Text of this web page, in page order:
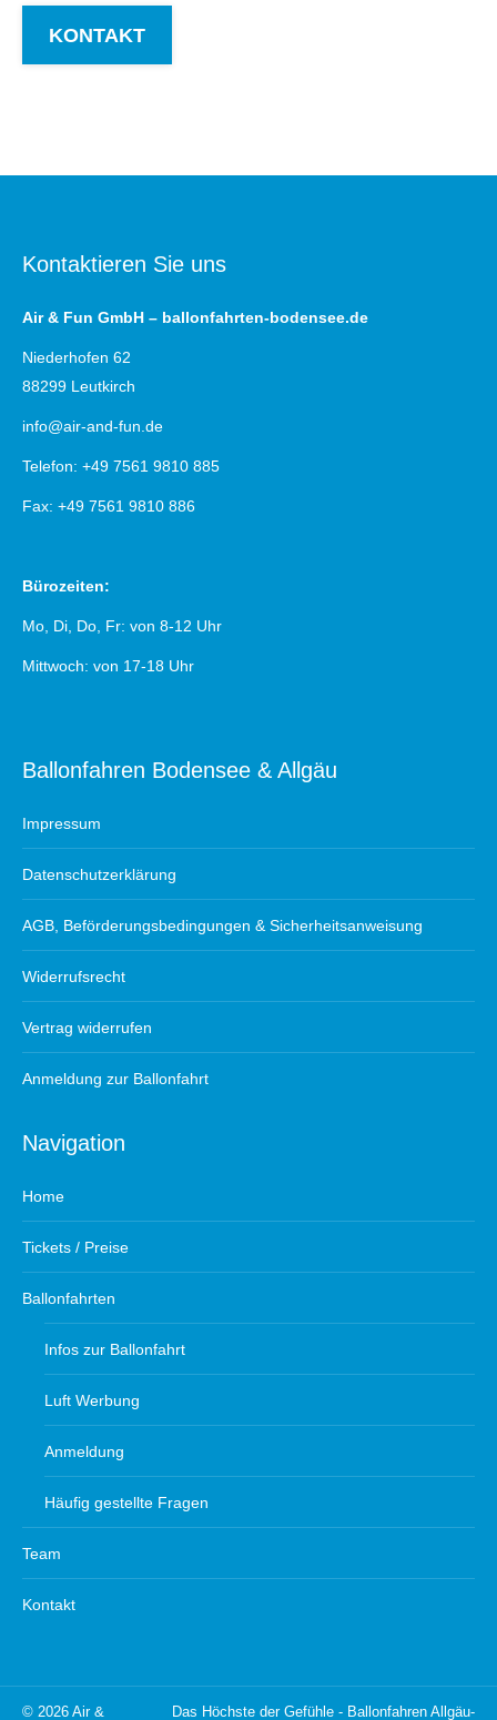
KONTAKT
Kontaktieren Sie uns
Air & Fun GmbH – ballonfahrten-bodensee.de
Niederhofen 62
88299 Leutkirch
info@air-and-fun.de
Telefon: +49 7561 9810 885
Fax: +49 7561 9810 886
Bürozeiten:
Mo, Di, Do, Fr: von 8-12 Uhr
Mittwoch: von 17-18 Uhr
Ballonfahren Bodensee & Allgäu
Impressum
Datenschutzerklärung
AGB, Beförderungsbedingungen & Sicherheitsanweisung
Widerrufsrecht
Vertrag widerrufen
Anmeldung zur Ballonfahrt
Navigation
Home
Tickets / Preise
Ballonfahrten
Infos zur Ballonfahrt
Luft Werbung
Anmeldung
Häufig gestellte Fragen
Team
Kontakt
© 2026 Air & Das Höchste der Gefühle - Ballonfahren Allgäu-